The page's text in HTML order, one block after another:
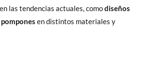
las tendencias actuales, comodiseños
en distintos materiales y